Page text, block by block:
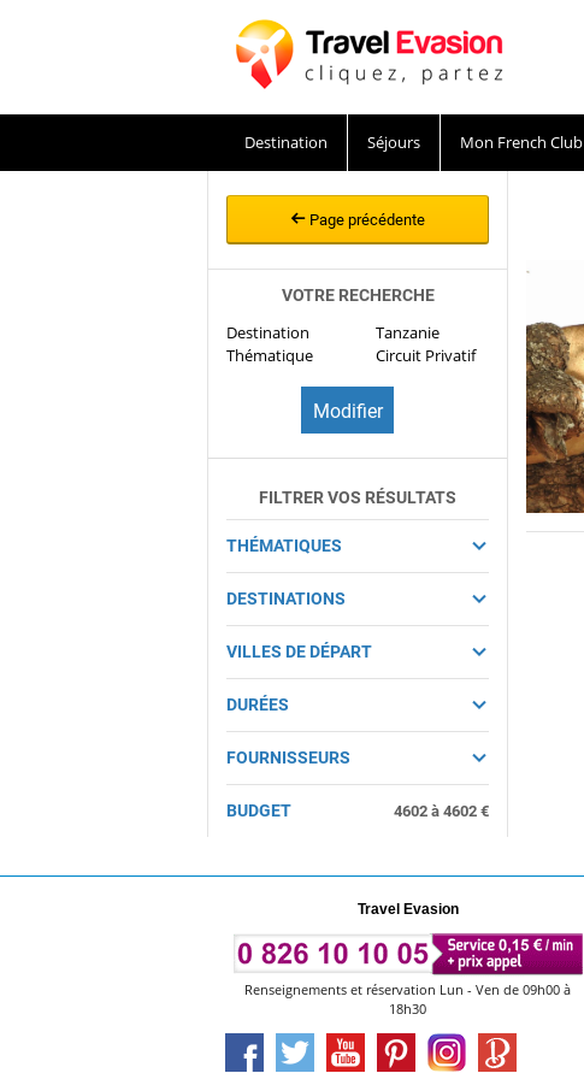
Destination Séjours Mon French Club
Page précédente
VOTRE RECHERCHE
Destination
Tanzanie
Thématique
Circuit Privatif
FILTRER VOS RÉSULTATS
THÉMATIQUES
DESTINATIONS
VILLES DE DÉPART
DURÉES
FOURNISSEURS
BUDGET 4602 à 4602 €
Travel Evasion
Renseignements et réservation Lun - Ven de 09h00 à
18h30